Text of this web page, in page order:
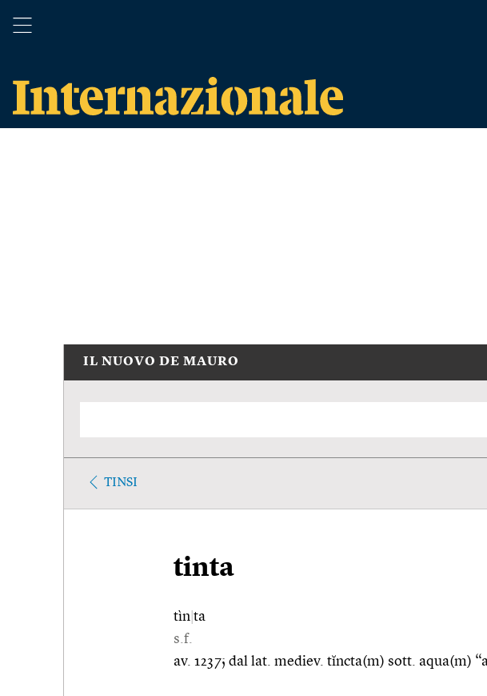
IL NUOVO DE MAURO
TINSI
tinta
tìn ta
s.f.
av. 1237; dal lat. mediev. tĭncta(m) sott. aqua(m)